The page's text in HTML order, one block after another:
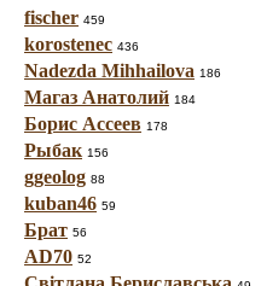
fischer 459
korostenec 436
Nadezda Mihhailova 186
Магаз Анатолий 184
Борис Ассеев 178
Рыбак 156
ggeolog 88
kuban46 59
Брат 56
AD70 52